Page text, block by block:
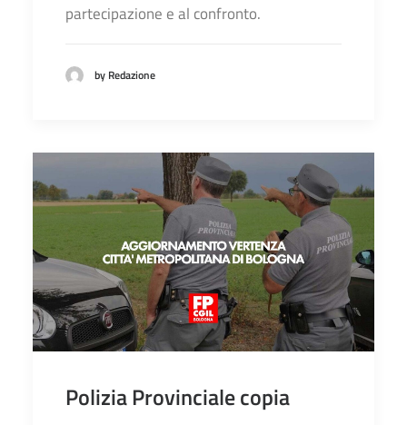
partecipazione e al confronto.
by Redazione
Polizia Provinciale copia